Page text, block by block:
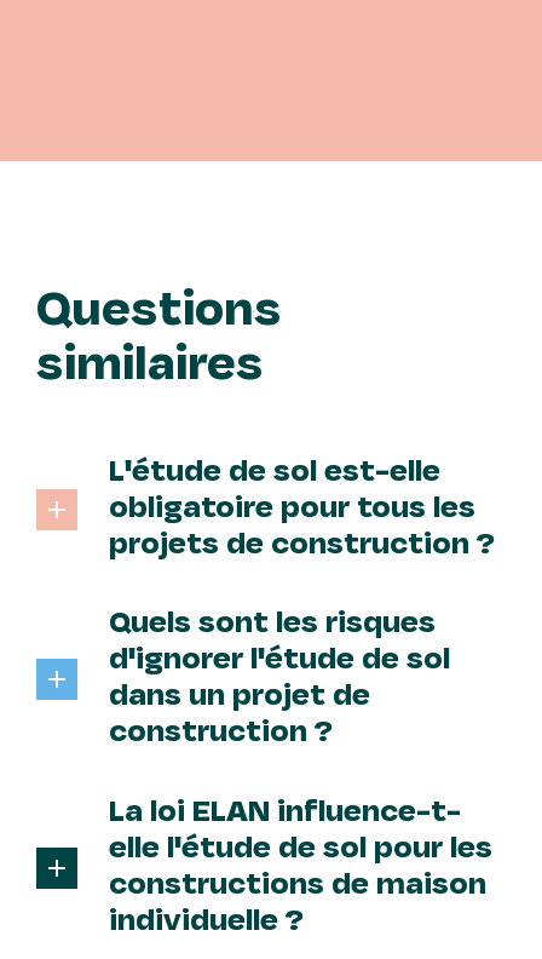
Questions
similaires
L'étude de sol est-elle
obligatoire pour tous les
projets de construction ?
de construction de maisons
individuelles, pour garantir la sécurité
et la stabilité de la structure.
Quels sont les risques
d'ignorer l'étude de sol
dans un projet de
construction ?
compromettant la sécurité et la
durabilité de la construction.
La loi ELAN influence-t-
elle l'étude de sol pour les
constructions de maison
individuelle ?